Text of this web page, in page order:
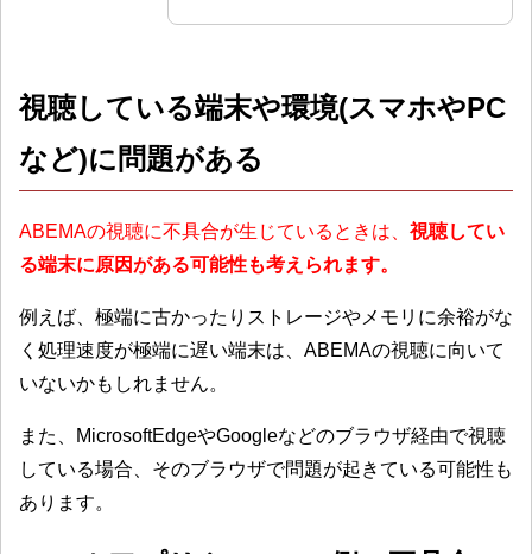
視聴している端末や環境(スマホやPC
など)に問題がある
ABEMAの視聴に不具合が生じているときは、 視聴してい
る端末に原因がある可能性も考えられます。
例えば、極端に古かったりストレージやメモリに余裕がな
く処理速度が極端に遅い端末は、ABEMAの視聴に向いて
いないかもしれません。
また、MicrosoftEdgeやGoogleなどのブラウザ経由で視聴
している場合、そのブラウザで問題が起きている可能性も
あります。